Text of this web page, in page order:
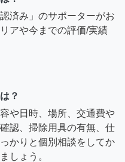
済み」のサポーターがお
アや今までの評価/実績
？
や日時、場所、交通費や
認、掃除用具の有無、仕
かりと個別相談をしてか
しょう。